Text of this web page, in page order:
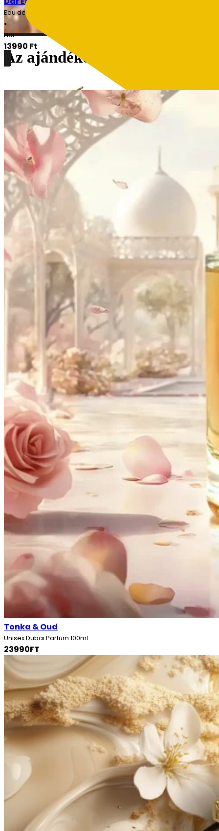
Eau de Parfum
•
Női
13990 Ft
Részletek
House of Dreams – Choco Dream 100ml EDP
Eau de Parfum
•
Uniszex
29990
House of Dreams – Pistachio Fever 100ml EDP
Eau de Parfum
•
Uniszex
Részletek
Az ajándékozás művészete
Lepd meg magad, vagy szeretteid, a szakértőink
Tonka & Oud
Unisex Dubai Parfüm 100ml
23990FT